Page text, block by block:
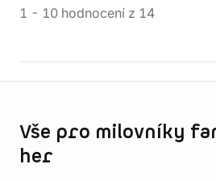
1 - 10 hodnocení z 14
Vše pro milovníky
her